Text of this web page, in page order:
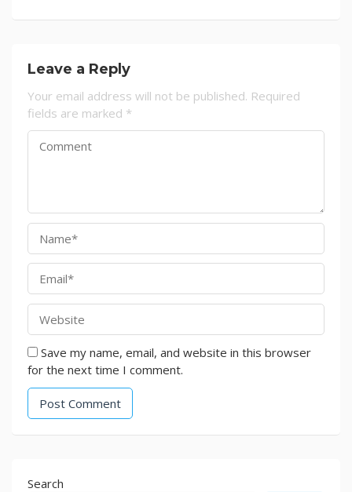
Leave a Reply
Your email address will not be published. Required
fields are marked *
Save my name, email, and website in this browser
for the next time I comment.
Search